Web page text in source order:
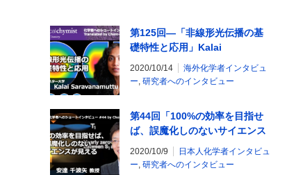
第125回―「非線形光伝播の基
礎特性と応用」Kalai
Saravanamuttu教授
2020/10/14
海外化学者インタビュ
ー, 研究者へのインタビュー
第44回「100%の効率を目指せ
ば、誤魔化しのないサイエンス
が見える」安達千波矢教授
2020/10/9
日本人化学者インタビュ
ー, 研究者へのインタビュー